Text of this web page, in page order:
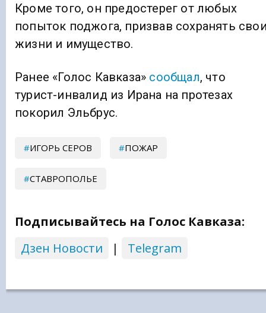
Кроме того, он предостерег от любых
попыток поджога, призвав сохранять
жизни и имущество.
Ранее «Голос Кавказа» сообщал, что
турист-инвалид из Ирана на протезах
покорил Эльбрус.
ИГОРЬ СЕРОВ ПОЖАР
СТАВРОПОЛЬЕ
Подписывайтесь на Голос Кавказа:
Дзен Новости
| Telegram